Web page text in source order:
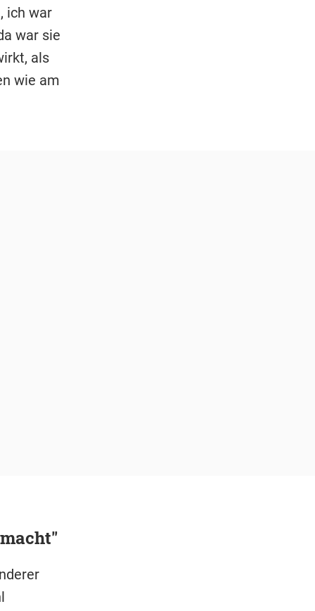
ich war
war sie
als
wie am